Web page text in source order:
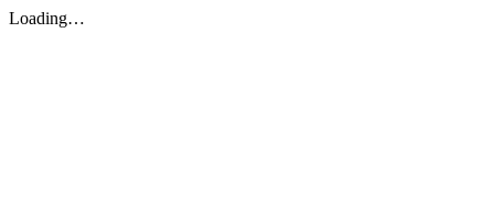
Loading…